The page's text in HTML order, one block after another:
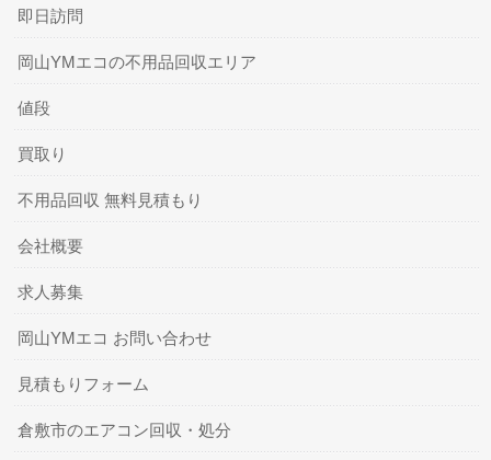
即日訪問
岡山YMエコの不用品回収エリア
値段
買取り
不用品回収 無料見積もり
会社概要
求人募集
岡山YMエコ お問い合わせ
見積もりフォーム
倉敷市のエアコン回収・処分